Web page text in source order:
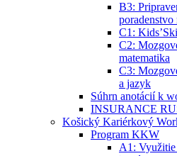
B3:
poradenstvo
C1:
C2:
matematika
C3:
a jazyk
Súhrn anotácií k
INSURANCE
Košický Kariérkový
Program KKW
A1: